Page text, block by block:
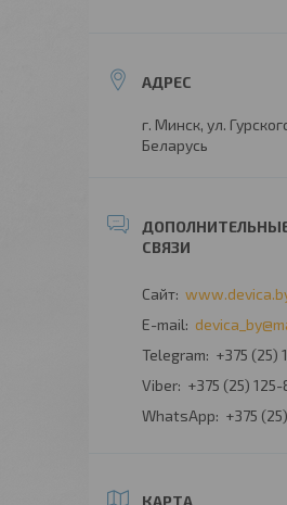
г. Минск, ул.
Беларусь
+375 (25)
+375 (25)
+375
КАРТА